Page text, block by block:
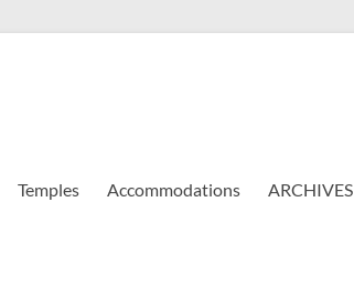
Temples Accommodations ARCHIVES